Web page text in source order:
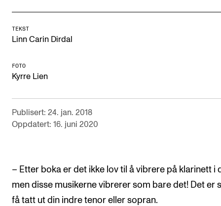
Nyheter og historier
Om Norges musikkhøgskole
Kontakt oss
TEKST
Linn Carin Dirdal
FOTO
Kyrre Lien
Publisert: 24. jan. 2018
Oppdatert: 16. juni 2020
– Etter boka er det ikke lov til å vibrere på klarinett i
men disse musikerne vibrerer som bare det! Det er
få tatt ut din indre tenor eller sopran.